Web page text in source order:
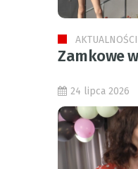
Zamkowe
24 lipca 2026